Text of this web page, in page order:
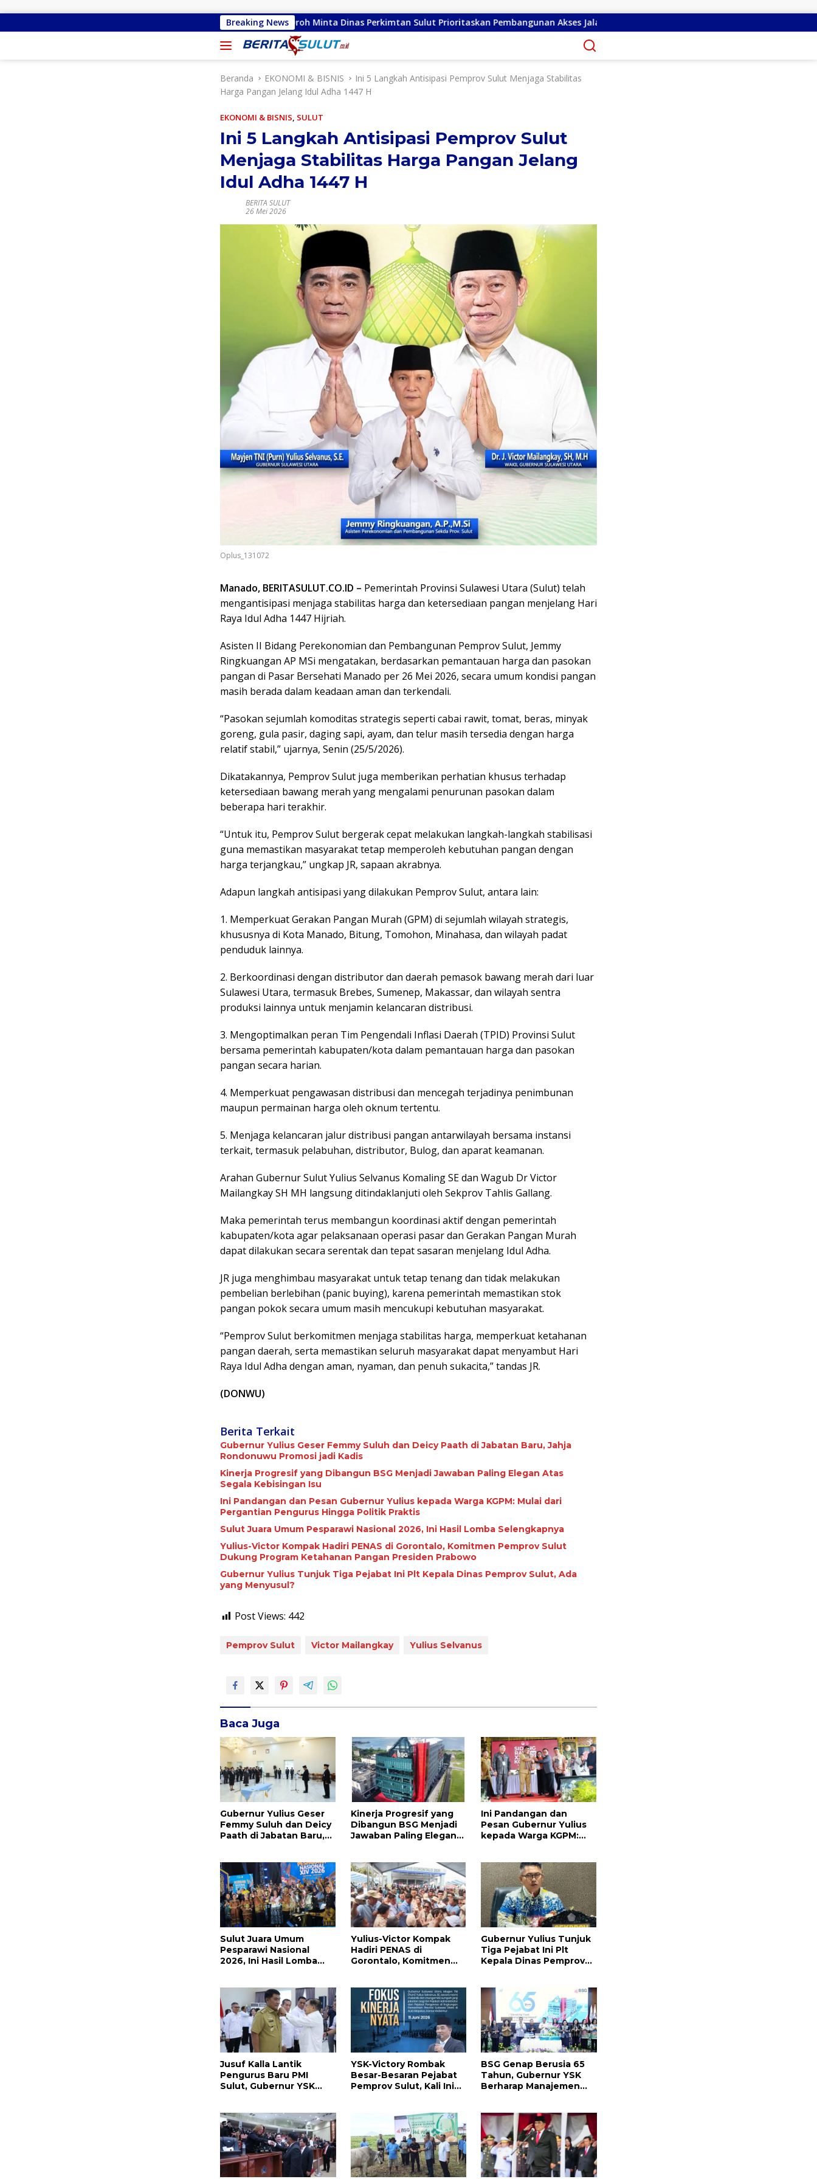
Breaking News
Malu Bertemu Konstiuen, Gracia Y Oroh Minta Dinas Perkimtan Sulut Prioritaskan Pembangunan Akses Jalan di Tandengan I
Beranda EKONOMI & BISNIS
Ini 5 Langkah Antisipasi Pemprov Sulut Menjaga Stabilitas
Harga Pangan Jelang Idul Adha 1447 H
EKONOMI & BISNIS, SULUT
Ini 5 Langkah Antisipasi Pemprov Sulut
Menjaga Stabilitas Harga Pangan Jelang
Idul Adha 1447 H
BERITA SULUT
26 Mei 2026
Oplus_131072
Manado, BERITASULUT.CO.ID – Pemerintah Provinsi Sulawesi Utara (Sulut) telah
mengantisipasi menjaga stabilitas harga dan ketersediaan pangan menjelang Hari
Raya Idul Adha 1447 Hijriah.
Asisten II Bidang Perekonomian dan Pembangunan Pemprov Sulut, Jemmy
Ringkuangan AP MSi mengatakan, berdasarkan pemantauan harga dan pasokan
pangan di Pasar Bersehati Manado per 26 Mei 2026, secara umum kondisi pangan
masih berada dalam keadaan aman dan terkendali.
“Pasokan sejumlah komoditas strategis seperti cabai rawit, tomat, beras, minyak
goreng, gula pasir, daging sapi, ayam, dan telur masih tersedia dengan harga
relatif stabil,” ujarnya, Senin (25/5/2026).
Dikatakannya, Pemprov Sulut juga memberikan perhatian khusus terhadap
ketersediaan bawang merah yang mengalami penurunan pasokan dalam
beberapa hari terakhir.
“Untuk itu, Pemprov Sulut bergerak cepat melakukan langkah-langkah stabilisasi
guna memastikan masyarakat tetap memperoleh kebutuhan pangan dengan
harga terjangkau,” ungkap JR, sapaan akrabnya.
Adapun langkah antisipasi yang dilakukan Pemprov Sulut, antara lain:
1. Memperkuat Gerakan Pangan Murah (GPM) di sejumlah wilayah strategis,
khususnya di Kota Manado, Bitung, Tomohon, Minahasa, dan wilayah padat
penduduk lainnya.
2. Berkoordinasi dengan distributor dan daerah pemasok bawang merah dari luar
Sulawesi Utara, termasuk Brebes, Sumenep, Makassar, dan wilayah sentra
produksi lainnya untuk menjamin kelancaran distribusi.
3. Mengoptimalkan peran Tim Pengendali Inflasi Daerah (TPID) Provinsi Sulut
bersama pemerintah kabupaten/kota dalam pemantauan harga dan pasokan
pangan secara harian.
4. Memperkuat pengawasan distribusi dan mencegah terjadinya penimbunan
maupun permainan harga oleh oknum tertentu.
5. Menjaga kelancaran jalur distribusi pangan antarwilayah bersama instansi
terkait, termasuk pelabuhan, distributor, Bulog, dan aparat keamanan.
Arahan Gubernur Sulut Yulius Selvanus Komaling SE dan Wagub Dr Victor
Mailangkay SH MH langsung ditindaklanjuti oleh Sekprov Tahlis Gallang.
Maka pemerintah terus membangun koordinasi aktif dengan pemerintah
kabupaten/kota agar pelaksanaan operasi pasar dan Gerakan Pangan Murah
dapat dilakukan secara serentak dan tepat sasaran menjelang Idul Adha.
JR juga menghimbau masyarakat untuk tetap tenang dan tidak melakukan
pembelian berlebihan (panic buying), karena pemerintah memastikan stok
pangan pokok secara umum masih mencukupi kebutuhan masyarakat.
“Pemprov Sulut berkomitmen menjaga stabilitas harga, memperkuat ketahanan
pangan daerah, serta memastikan seluruh masyarakat dapat menyambut Hari
Raya Idul Adha dengan aman, nyaman, dan penuh sukacita,” tandas JR.
(DONWU)
Berita Terkait
Gubernur Yulius Geser Femmy Suluh dan Deicy Paath di Jabatan Baru, Jahja
Rondonuwu Promosi jadi Kadis
Kinerja Progresif yang Dibangun BSG Menjadi Jawaban Paling Elegan Atas
Segala Kebisingan Isu
Ini Pandangan dan Pesan Gubernur Yulius kepada Warga KGPM: Mulai dari
Pergantian Pengurus Hingga Politik Praktis
Sulut Juara Umum Pesparawi Nasional 2026, Ini Hasil Lomba Selengkapnya
Yulius-Victor Kompak Hadiri PENAS di Gorontalo, Komitmen Pemprov Sulut
Dukung Program Ketahanan Pangan Presiden Prabowo
Gubernur Yulius Tunjuk Tiga Pejabat Ini Plt Kepala Dinas Pemprov Sulut, Ada
yang Menyusul?
Post Views: 442
Pemprov Sulut Victor Mailangkay Yulius Selvanus
Baca Juga
Gubernur Yulius Geser
Femmy Suluh dan Deicy
Paath di Jabatan Baru,
Kinerja Progresif yang
Dibangun BSG Menjadi
Jawaban Paling Elegan
Ini Pandangan dan
Pesan Gubernur Yulius
kepada Warga KGPM:
Praktis
Sulut Juara Umum
Pesparawi Nasional
2026, Ini Hasil Lomba
Yulius-Victor Kompak
Hadiri PENAS di
Gorontalo, Komitmen
Pangan Presiden
Prabowo
Gubernur Yulius Tunjuk
Tiga Pejabat Ini Plt
Kepala Dinas Pemprov
Jusuf Kalla Lantik
Pengurus Baru PMI
Sulut, Gubernur YSK
YSK-Victory Rombak
Besar-Besaran Pejabat
Pemprov Sulut, Kali Ini
BSG Genap Berusia 65
Tahun, Gubernur YSK
Berharap Manajemen